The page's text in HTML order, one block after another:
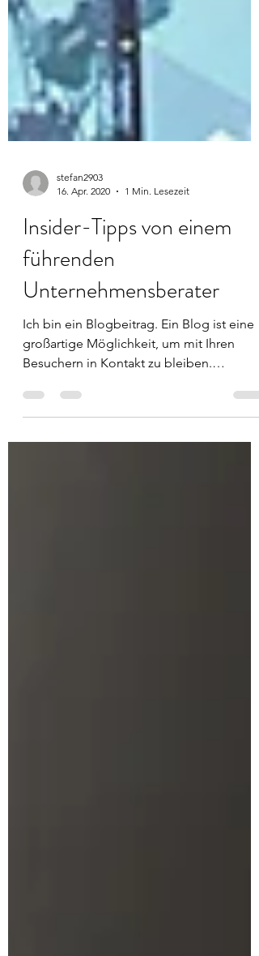
stefan2903
16. Apr. 2020
1 Min. Lesezeit
Insider-Tipps von einem
führenden
Unternehmensberater
Ich bin ein Blogbeitrag. Ein Blog ist eine
großartige Möglichkeit, um mit Ihren